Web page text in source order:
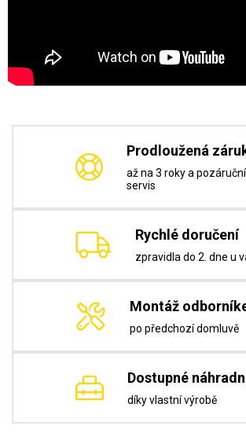
Prodloužená
až na 3 roky a pozáruční
servis
Rychlé doručení
zpravidla do 2. dne u
Montáž
po předchozí domluvě
Dostupné
díky vlastní výrobě